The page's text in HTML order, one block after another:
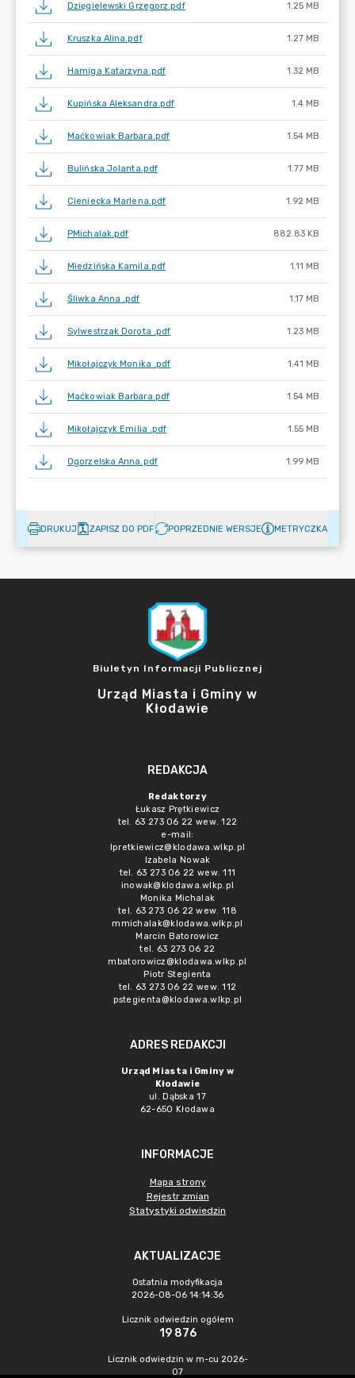
Dzięgielewski Grzegorz.pdf 1.25 MB
Kruszka Alina.pdf 1.27 MB
Hamiga Katarzyna.pdf 1.32 MB
Kupińska Aleksandra.pdf 1.4 MB
Maćkowiak Barbara.pdf 1.54 MB
Bulińska Jolanta.pdf 1.77 MB
Cieniecka Marlena.pdf 1.92 MB
PMichalak.pdf 882.83 KB
Miedzińska Kamila.pdf 1.11 MB
Śliwka Anna .pdf 1.17 MB
Sylwestrzak Dorota .pdf 1.23 MB
Mikołajczyk Monika .pdf 1.41 MB
Maćkowiak Barbara.pdf 1.54 MB
Mikołajczyk Emilia .pdf 1.55 MB
Ogorzelska Anna.pdf 1.99 MB
DRUKUJ ZAPISZ DO PDF POPRZEDNIE WERSJE METRYCZKA
Biuletyn Informacji Publicznej
Urząd Miasta i Gminy w
Kłodawie
REDAKCJA
Redaktorzy
Łukasz Prętkiewicz
tel. 63 273 06 22 wew. 122
e-mail:
lpretkiewicz@klodawa.wlkp.pl
Izabela Nowak
tel. 63 273 06 22 wew. 111
inowak@klodawa.wlkp.pl
Monika Michalak
tel. 63 273 06 22 wew. 118
mmichalak@klodawa.wlkp.pl
Marcin Batorowicz
tel. 63 273 06 22
mbatorowicz@klodawa.wlkp.pl
Piotr Stegienta
tel. 63 273 06 22 wew. 112
pstegienta@klodawa.wlkp.pl
ADRES REDAKCJI
Urząd Miasta i Gminy w
Kłodawie
ul. Dąbska 17
62-650 Kłodawa
INFORMACJE
Mapa strony
Rejestr zmian
Statystyki odwiedzin
AKTUALIZACJE
Ostatnia modyfikacja
2026-08-06 14:14:36
Licznik odwiedzin ogółem
19 876
Licznik odwiedzin w m-cu 2026-
07